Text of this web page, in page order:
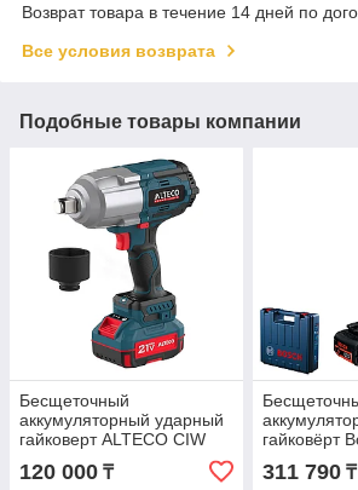
Возврат товара в течение 14 дней по
Все условия возврата
Подобные товары компании
Бесщеточный
аккумуляторный ударный
гайковерт ALTECO CIW
20-1000 Li BL
120 000 ₸
гайковёрт
400
06019K0020
311 790₸